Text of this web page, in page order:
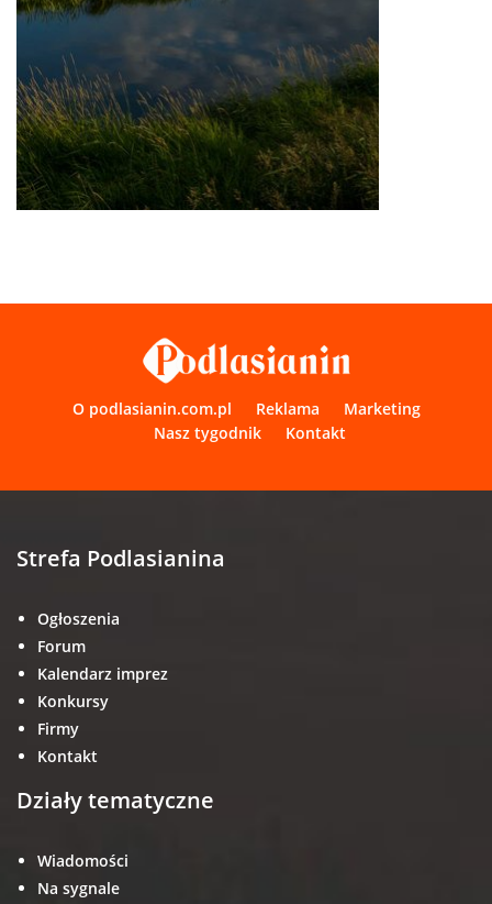
O podlasianin.com.pl Reklama
Marketing
Nasz tygodnik
Kontakt
Strefa Podlasianina
Ogłoszenia
Forum
Kalendarz imprez
Konkursy
Firmy
Kontakt
Działy tematyczne
Wiadomości
Na sygnale